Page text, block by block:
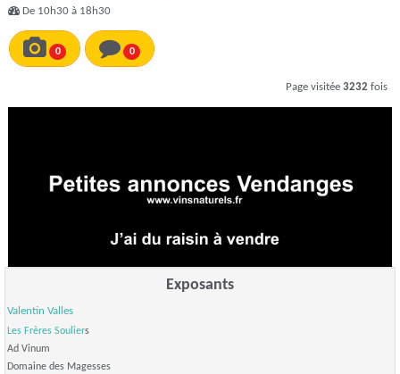
De 10h30 à 18h30
0 0
Page visitée 3232 fois
Exposants
Valentin Valles
Les Frères Souliers
Ad Vinum
Domaine des Magesses